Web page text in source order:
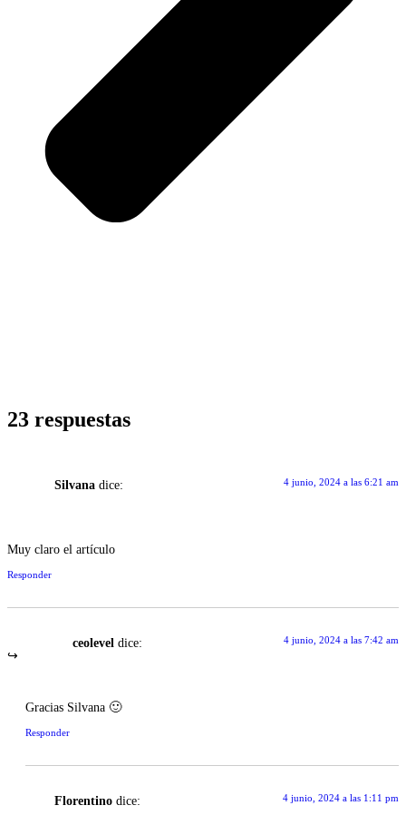
23 respuestas
Silvana dice: 4 junio, 2024 a las 6:21 am
Muy claro el artículo
Responder
ceolevel dice: 4 junio, 2024 a las 7:42 am
Gracias Silvana 🙂
Responder
Florentino dice: 4 junio, 2024 a las 1:11 pm